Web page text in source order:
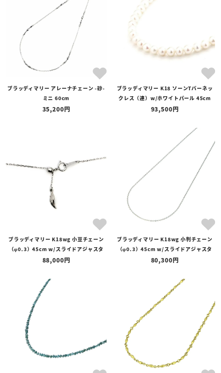
ブラッディマリー アレーナチェーン -砂-
ミニ 60cm
35,200
ブラッディマリー K18 ソーンTバーネッ
クレス（連）w/ホワイトパール 45cm
93,500
ブラッディマリー K18wg 小豆チェーン
（φ0.3）45cm w/スライドアジャスタ
88,000
ブラッディマリー K18wg 小判チェーン
（φ0.3）45cm w/スライドアジャスタ
80,300